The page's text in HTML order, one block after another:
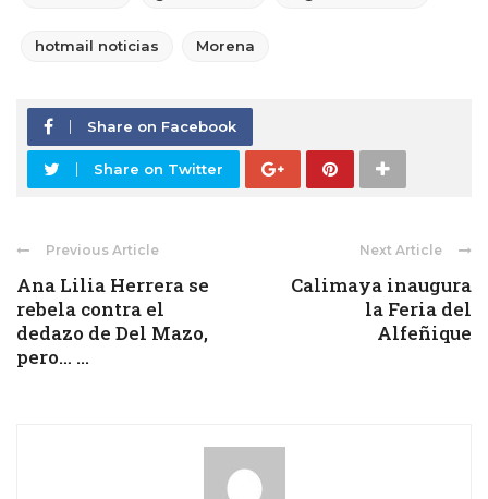
hotmail noticias Morena
Share on Facebook
Share on Twitter
Previous Article
Ana Lilia Herrera se
rebela contra el
dedazo de Del Mazo,
pero… ...
Next Article
Calimaya inaugura
la Feria del
Alfeñique